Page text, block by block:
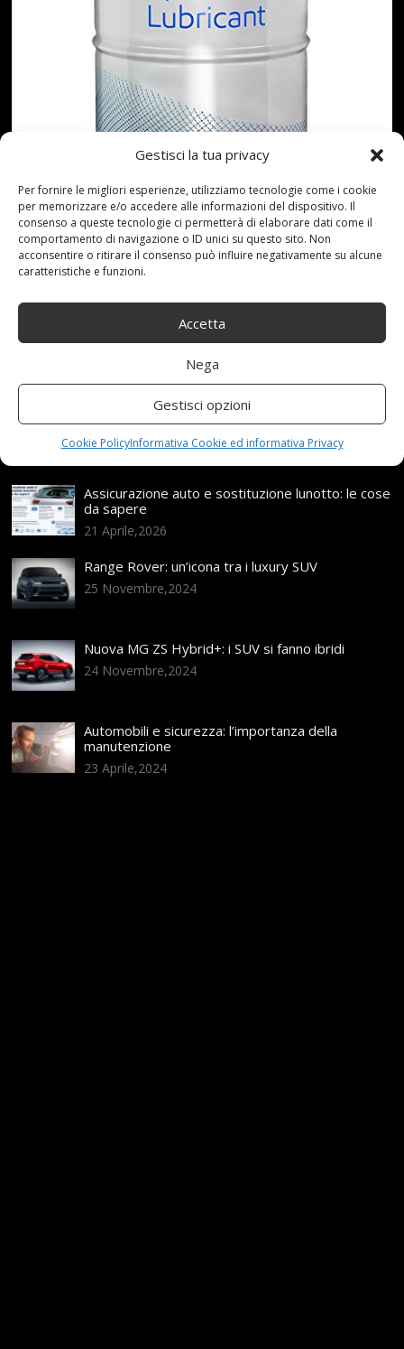
Gestisci la tua privacy
Per fornire le migliori esperienze, utilizziamo tecnologie come i cookie
per memorizzare e/o accedere alle informazioni del dispositivo. Il
consenso a queste tecnologie ci permetterà di elaborare dati come il
comportamento di navigazione o ID unici su questo sito. Non
acconsentire o ritirare il consenso può influire negativamente su alcune
caratteristiche e funzioni.
Accetta
Nega
Gestisci opzioni
Cookie PolicyInformativa Cookie ed informativa Privacy
Prezzo: [price_with_discount](alla data del
[price_update_date] - Dettagli)
Read more...
Articoli recenti
Assicurazione auto e sostituzione lunotto: le cose
da sapere
21 Aprile,2026
Range Rover: un’icona tra i luxury SUV
25 Novembre,2024
Nuova MG ZS Hybrid+: i SUV si fanno ibridi
24 Novembre,2024
Automobili e sicurezza: l’importanza della
manutenzione
23 Aprile,2024